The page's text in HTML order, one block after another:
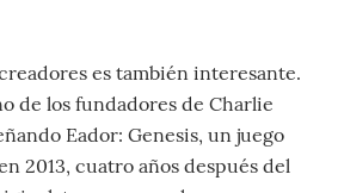
es también interesante.
de los fundadores de Charlie
Eador: Genesis, un juego
2013, cuatro años después del